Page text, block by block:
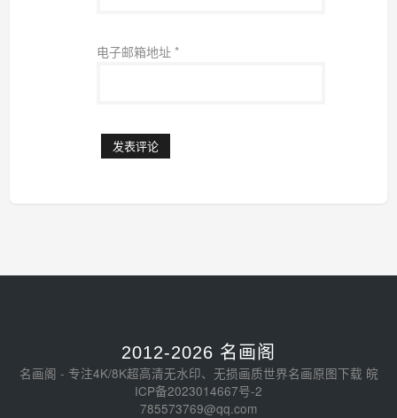
电子邮箱地址 *
2012-2026 名画阁
名画阁 - 专注4K/8K超高清无水印、无损画质世界名画原图下载 皖
ICP备2023014667号-2
785573769@qq.com